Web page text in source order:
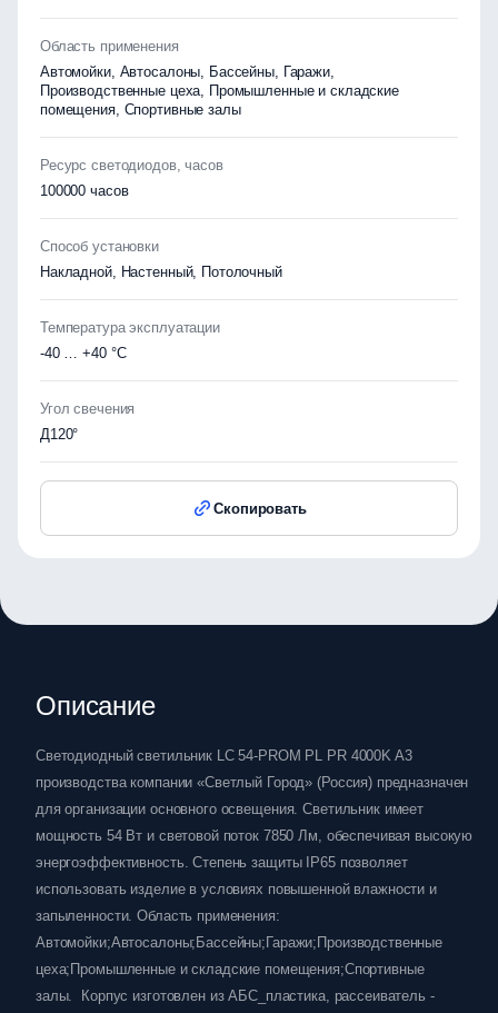
Область применения
Автомойки, Автосалоны, Бассейны, Гаражи,
Производственные цеха, Промышленные и складские
помещения, Спортивные залы
Ресурс светодиодов, часов
100000 часов
Способ установки
Накладной, Настенный, Потолочный
Температура эксплуатации
-40 … +40 °C
Угол свечения
Д120°
Скопировать
Описание
Светодиодный светильник LC 54-PROM PL PR 4000K A3
производства компании «Светлый Город» (Россия) предназначен
для организации основного освещения. Светильник имеет
мощность 54 Вт и световой поток 7850 Лм, обеспечивая высокую
энергоэффективность. Степень защиты IP65 позволяет
использовать изделие в условиях повышенной влажности и
запыленности. Область применения:
Автомойки;Автосалоны;Бассейны;Гаражи;Производственные
цеха;Промышленные и складские помещения;Спортивные
залы. Корпус изготовлен из АБС_пластика, рассеиватель -